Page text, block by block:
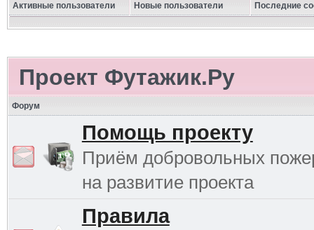
Активные пользователи Новые пользователи Последние
Проект Футажик.Ру
Форум
Помощь проекту
Приём добровольных
на развитие проекта
Правила